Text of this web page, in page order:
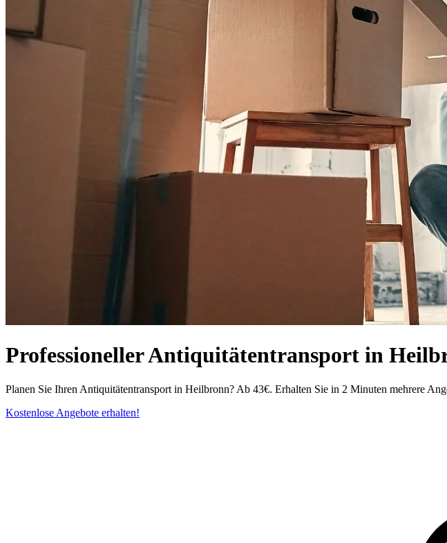
Professioneller Antiquitätentransport in
Planen Sie Ihren Antiquitätentransport in Heilbronn? Ab 43€. Erhalten Sie in 2 Minuten mehrere
Kostenlose Angebote erhalten!